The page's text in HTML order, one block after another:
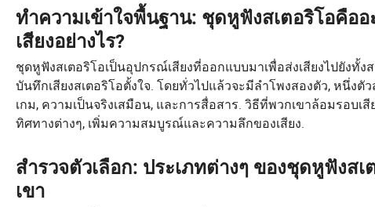
ทำความเข้าใจพื้นฐาน: ชุดหูฟังสเตอริโอคือ
เสียงอย่างไร?
ชุดหูฟังสเตอริโอเป็นอุปกรณ์เสียงที่ออกแบบมาเพื่อส่งเสียงไปยัง
บันทึกเสียงสเตอริโอตั้งใจ. โดยทั่วไปแล้วจะมีลำโพงสองตัว, หนึ่ง
เกม, ความเป็นจริงเสมือน, และการสื่อสาร. วิธีที่พวกเขาล้อมรอบ
ทิศทางต่างๆ, เพิ่มความสมบูรณ์และความลึกของเสียง.
สำรวจตัวเลือก: ประเภทต่างๆ ของชุดหูฟังส
เขา